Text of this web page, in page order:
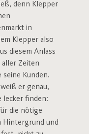
denn Klepper
in
Klepper also
diesem Anlass
aller Zeiten
seine Kunden.
er genau,
lecker finden:
die nötige
Hintergrund und